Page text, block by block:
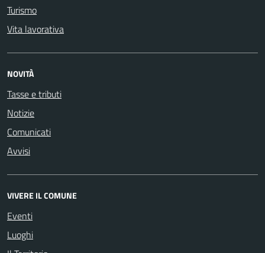
Turismo
Vita lavorativa
NOVITÀ
Tasse e tributi
Notizie
Comunicati
Avvisi
VIVERE IL COMUNE
Eventi
Luoghi